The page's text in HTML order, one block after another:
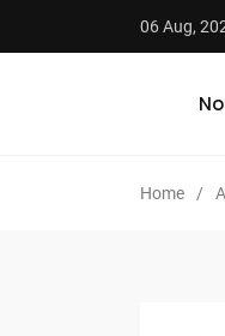
06 Aug,
Home